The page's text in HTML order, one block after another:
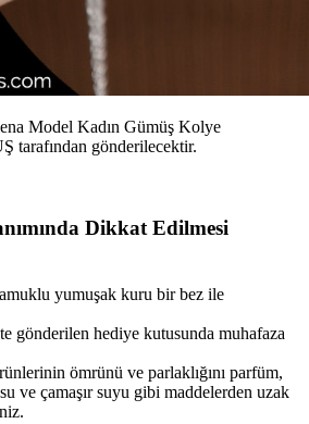
Model Kadın Gümüş Kolye
tarafından gönderilecektir.
Dikkat Edilmesi
yumuşak kuru bir bez ile
gönderilen hediye kutusunda muhafaza
ömrünü ve parlaklığını parfüm,
ve çamaşır suyu gibi maddelerden uzak